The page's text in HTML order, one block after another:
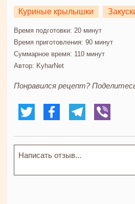
Куриные крылышки
Время подготовки: 20 минут
Время приготовления: 90 минут
Суммарное время: 110 минут
Автор: KyharNet
Понравился рецепт?